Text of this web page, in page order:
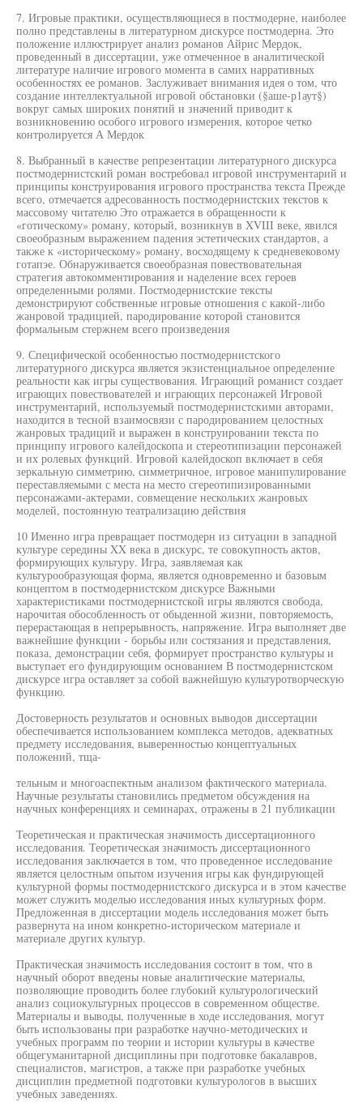
7. Игровые практики, осуществляющиеся в постмодерне, наиболее
полно представлены в литературном дискурсе постмодерна. Это
положение иллюстрирует анализ романов Айрис Мердок,
проведенный в диссертации, уже отмеченное в аналитической
литературе наличие игрового момента в самих нарративных
особенностях ее романов. Заслуживает внимания идея о том, что
создание интеллектуальной игровой обстановки (§аше-р1аут§)
вокруг самых широких понятий и значений приводит к
возникновению особого игрового измерения, которое четко
контролируется А Мердок
8. Выбранный в качестве репрезентации литературного дискурса
постмодернистский роман востребовал игровой инструментарий и
принципы конструирования игрового пространства текста Прежде
всего, отмечается адресованность постмодернистских текстов к
массовому читателю Это отражается в обращенности к
«готическому» роману, который, возникнув в XVIII веке, явился
своеобразным выражением падения эстетических стандартов, а
также к «историческому» роману, восходящему к средневековому
готапэе. Обнаруживается своеобразная повествовательная
стратегия автокомментирования и наделение всех героев
определенными ролями. Постмодернистские тексты
демонстрируют собственные игровые отношения с какой-либо
жанровой традицией, пародирование которой становится
формальным стержнем всего произведения
9. Специфической особенностью постмодернистского
литературного дискурса является экзистенциальное определение
реальности как игры существования. Играющий романист создает
играющих повествователей и играющих персонажей Игровой
инструментарий, используемый постмодернистскими авторами,
находится в тесной взаимосвязи с пародированием целостных
жанровых традиций и выражен в конструировании текста по
принципу игрового калейдоскопа и стереотипизации персонажей
и их ролевых функций. Игровой калейдоскоп включает в себя
зеркальную симметрию, симметричное, игровое манипулирование
переставляемыми с места на место сгереотипизированными
персонажами-актерами, совмещение нескольких жанровых
моделей, постоянную театрализацию действия
10 Именно игра превращает постмодерн из ситуации в западной
культуре середины XX века в дискурс, те совокупность актов,
формирующих культуру. Игра, заявляемая как
культурообразующая форма, является одновременно и базовым
концептом в постмодернистском дискурсе Важными
характеристиками постмодернистской игры являются свобода,
нарочитая обособленность от обыденной жизни, повторяемость,
перерастающая в непрерывность, напряжение. Игра выполняет две
важнейшие функции - борьбы или состязания и представления,
показа, демонстрации себя, формирует пространство культуры и
выступает его фундирующим основанием В постмодернистском
дискурсе игра оставляет за собой важнейшую культуротворческую
функцию.
Достоверность результатов и основных выводов диссертации
обеспечивается использованием комплекса методов, адекватных
предмету исследования, выверенностью концептуальных
положений, тща-
тельным и многоаспектным анализом фактического материала.
Научные результаты становились предметом обсуждения на
научных конференциях и семинарах, отражены в 21 публикации
Теоретическая и практическая значимость диссертационного
исследования. Теоретическая значимость диссертационного
исследования заключается в том, что проведенное исследование
является целостным опытом изучения игры как фундирующей
культурной формы постмодернистского дискурса и в этом качестве
может служить моделью исследования иных культурных форм.
Предложенная в диссертации модель исследования может быть
развернута на ином конкретно-историческом материале и
материале других культур.
Практическая значимость исследования состоит в том, что в
научный оборот введены новые аналитические материалы,
позволяющие проводить более глубокий культурологический
анализ социокультурных процессов в современном обществе.
Материалы и выводы, полученные в ходе исследования, могут
быть использованы при разработке научно-методических и
учебных программ по теории и истории культуры в качестве
общегуманитарной дисциплины при подготовке бакалавров,
специалистов, магистров, а также при разработке учебных
дисциплин предметной подготовки культурологов в высших
учебных заведениях.